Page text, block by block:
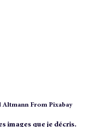
Altmann From Pixabay
images que je décris.